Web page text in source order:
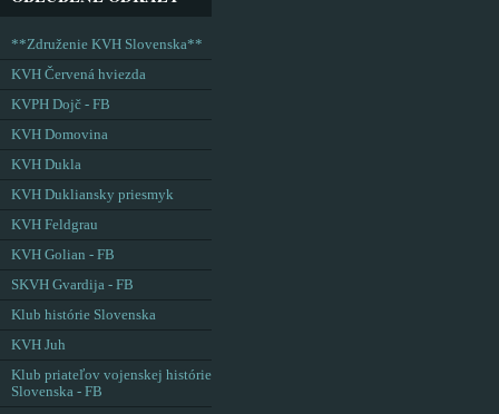
**Združenie KVH Slovenska**
KVH Červená hviezda
KVPH Dojč - FB
KVH Domovina
KVH Dukla
KVH Dukliansky priesmyk
KVH Feldgrau
KVH Golian - FB
SKVH Gvardija - FB
Klub histórie Slovenska
KVH Juh
Klub priateľov vojenskej histórie
Slovenska - FB